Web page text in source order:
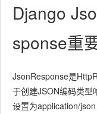
Django
sponse重
JsonResponse是
于创建JSON编码类型
设置为application/